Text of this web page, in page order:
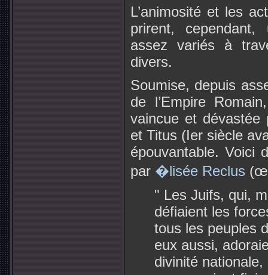
L’animosité et les
prirent,
assez variés à
divers.
Soumise, depuis
de l’Empire
vaincue et dévastée
et Titus (Ier siècle
épouvantable. Voici
par �lisée Reclus
" Les Juifs, qui,
défiaient les
tous les peuples
eux aussi,
divinité